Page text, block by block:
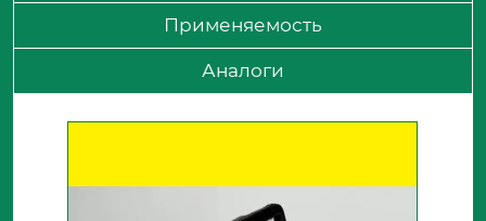
Применяемость
Аналоги